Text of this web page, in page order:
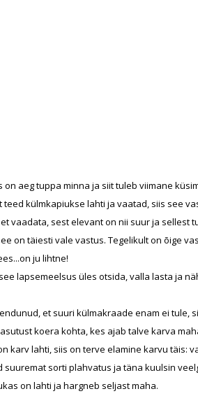
aeg tuppa minna ja siit tuleb viimane
külmkapiukse lahti ja vaatad, siis see
vaadata, sest elevant on nii suur ja sellest
on täiesti vale vastus. Tegelikult on õige
ju lihtne!
lapsemeelsus üles otsida, valla lasta ja
et suuri külmakraade enam ei tule,
koera kohta, kes ajab talve karva
karv lahti, siis on terve elamine karvu täis:
sorti plahvatus ja täna kuulsin
on lahti ja hargneb seljast maha.